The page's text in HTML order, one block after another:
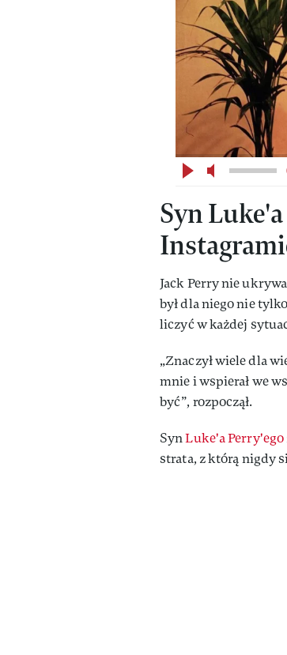
Syn
Jack Perry nie
był dla niego nie
liczyć w każdej
„Znaczył wiele dla
mnie i wspierał we
być”, rozpoczął.
SynLuke'a Perry'ego
strata, z którą nigdy